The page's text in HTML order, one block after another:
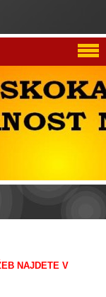
NAJDETE V